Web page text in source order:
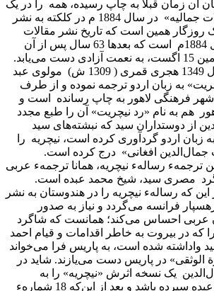
آن زمان قبلاً به چاپ رسیده، همه را در یک
مجموعه به نام «مقالات جمالیه» در سال 1884 م در کلکته به نشر
همین است که تاریخ نشر مقالات
جمالیه 15 اگست سال 1884م است که بعدها 63 سال پس از آن
می‌یابد.
نیچریه را بعدها در سال 1349 هجری قمری ( 1309 ش) مولوی عبد
به زبان اردو ترجمه نموده و از طرف
شهر فرهنگی لاهور به چاپ رسانده است و
هم به نام «رد نیچریت» آن را طبع مجدد
از دوستداران سید که نبشته‌های سید
زبان اردو گردآوری کرده است، نیچریه را
جمال‌الدین افغانی» درج کرده است.
ترجمهء رسالهء نیچریه، همانا ترجمهء عربی
مصری سید، شیخ محمد عبده است.
این که رسالهء نیچریه را در هندوستان به نشر
فرانسه می‌گردد و نیاز به صدور
عربی احساس می‌کند؛ همانست که شاگرد
در بیروت به خاطر اقدامات و قیام احمد
واداشته شده است، به پاریس فرا می‌خواند
الوثقی» در پاریس دست می‌یازند. شاید در
یک نسخه اثرش «نیچریه» را به
شاگردش شیخ محمد عبده سپرده باشد و بعد از این‌که 18 شمارهء